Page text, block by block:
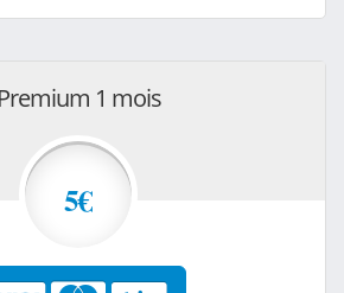
Premium 1 mois
5€